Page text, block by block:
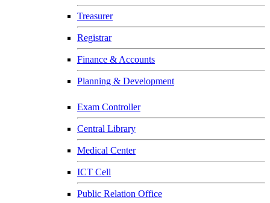
Treasurer
Registrar
Finance & Accounts
Planning & Development
Exam Controller
Central Library
Medical Center
ICT Cell
Public Relation Office